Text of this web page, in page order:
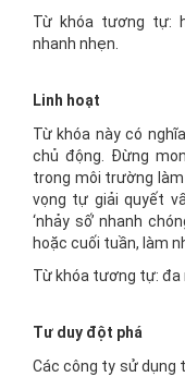
Từ khóa tương tự:
nhanh nhẹn.
Linh hoạt
Từ khóa này có
chủ động. Đừng
trong môi trường
vọng tự giải quyết
‘nhảy số’ nhanh
hoặc cuối tuần, làm
Từ khóa tương tự: đa
Tư duy đột phá
Các công ty sử dụng